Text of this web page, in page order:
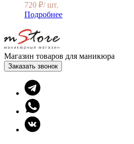
720 ₽/ шт.
Подробнее
Магазин товаров для маникюра
Заказать звонок